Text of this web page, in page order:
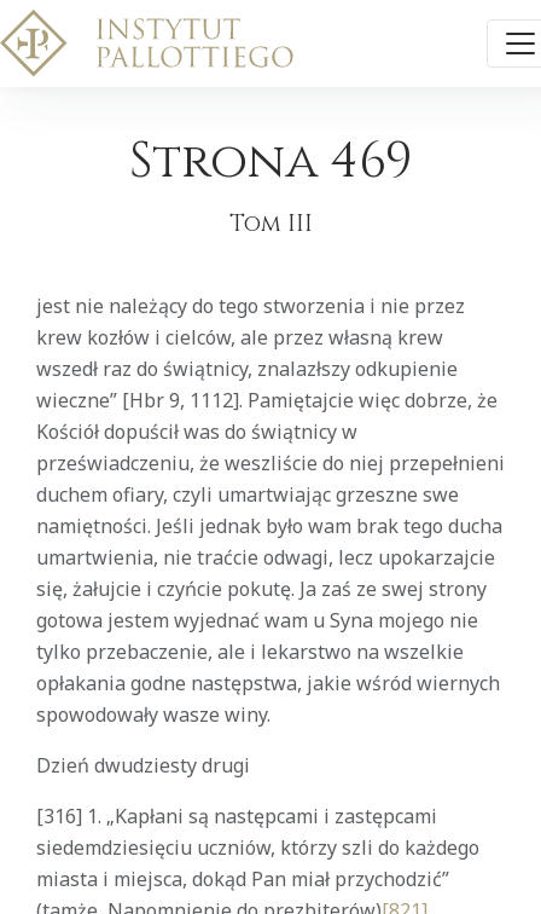
Strona 469
Tom III
jest nie należący do tego stworzenia i nie przez
krew kozłów i cielców, ale przez własną krew
wszedł raz do świątnicy, znalazłszy odkupienie
wieczne” [Hbr 9, 1112]. Pamiętajcie więc dobrze, że
Kościół dopuścił was do świątnicy w
przeświadczeniu, że weszliście do niej przepełnieni
duchem ofiary, czyli umartwiając grzeszne swe
namiętności. Jeśli jednak było wam brak tego ducha
umartwienia, nie traćcie odwagi, lecz upokarzajcie
się, żałujcie i czyńcie pokutę. Ja zaś ze swej strony
gotowa jestem wyjednać wam u Syna mojego nie
tylko przebaczenie, ale i lekarstwo na wszelkie
opłakania godne następstwa, jakie wśród wiernych
spowodowały wasze winy.
Dzień dwudziesty drugi
[316] 1. „Kapłani są następcami i zastępcami
siedemdziesięciu uczniów, którzy szli do każdego
miasta i miejsca, dokąd Pan miał przychodzić”